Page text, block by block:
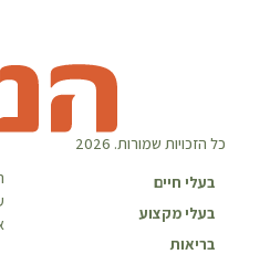
כל הזכויות שמורות. 2026
בעלי חיים
בעלי מקצוע
בריאות